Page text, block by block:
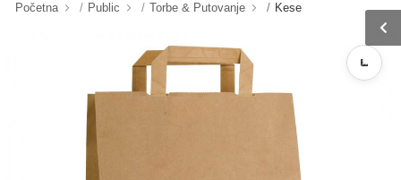
Početna Public Torbe & Putovanje Kese